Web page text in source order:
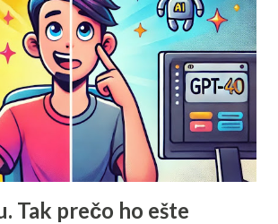
Tak prečo ho ešte